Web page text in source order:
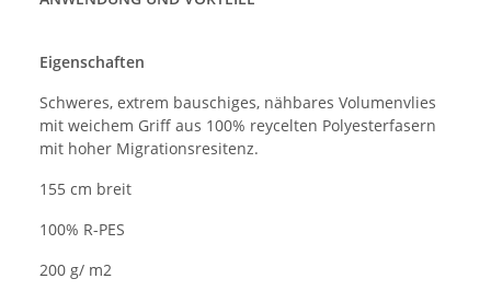
Eigenschaften
Schweres, extrem bauschiges, nähbares Volumenvlies
mit weichem Griff aus 100% reycelten Polyesterfasern
mit hoher Migrationsresitenz.
155 cm breit
100% R-PES
200 g/ m2